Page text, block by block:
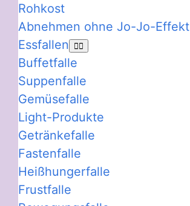
Rohkost
Abnehmen ohne Jo-Jo-Effekt
Essfallen
Buffetfalle
Suppenfalle
Gemüsefalle
Light-Produkte
Getränkefalle
Fastenfalle
Heißhungerfalle
Frustfalle